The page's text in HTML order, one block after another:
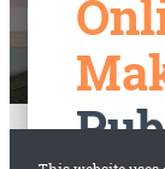
старые